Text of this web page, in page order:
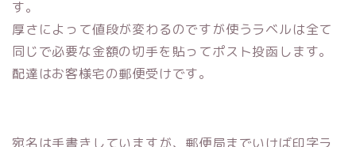
す。
厚さによって値段が変わるのですが使うラベルは全て
同じで必要な金額の切手を貼ってポスト投函します。
配達はお客様宅の郵便受けです。
宛名は手書きしていますが、郵便局までいけば印字ラ